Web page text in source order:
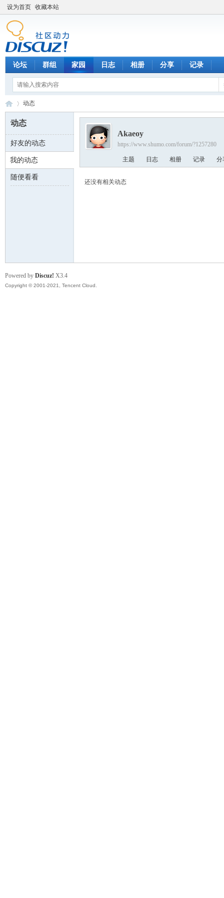
设为首页 收藏本站
论坛 群组 家园 日志 相册 分享 记录
数 ›
动态
动态
好友的动态
我的动态
随便看看
Akaeoy
https://www.shumo.com/forum/?1257280
主题 日志 相册 记录 分
还没有相关动态
Powered by Discuz! X3.4
Copyright © 2001-2021, Tencent Cloud.